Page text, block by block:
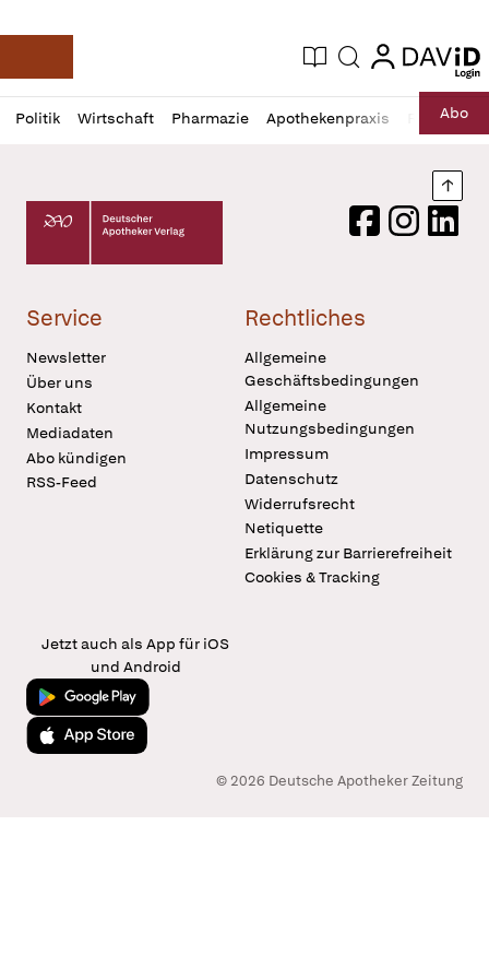
Deutsche Apotheker Zeitung
Aktuelle Ausgabe
Suche login
login
Politik Wirtschaft Pharmazie Apothekenpraxis RechtAbo
Profil
öffnen
Daz
Pur
Deutscher Apotheker Verlag Logo
FacebookInstagram
Service
Newsletter
Über uns
Kontakt
Mediadaten
Abo kündigen
RSS-Feed
Rechtliches
Allgemeine
Geschäftsbedingungen
Allgemeine
Nutzungsbedingungen
Impressum
Datenschutz
Widerrufsrecht
Netiquette
Erklärung zur Barrierefreiheit
Cookies & Tracking
Jetzt auch als App für iOS
und Android
Jetzt bei Google Play
Laden im App Store
© 2026 Deutsche Apotheker Zeitung